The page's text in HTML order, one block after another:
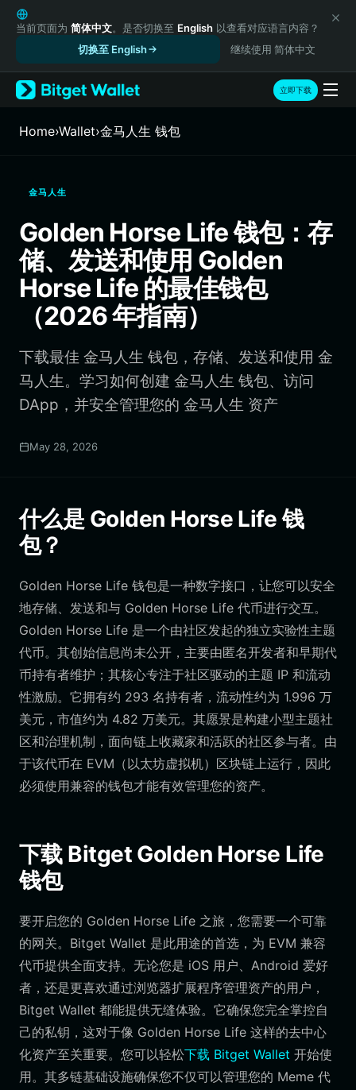
English
日本語
Русский
Español (Latinoamérica)
Türkçe
Italiano
繁體中文
Português (Portugal)
Bahasa Indonesia
ภาษาไทย
हिन्दी
Español
Português (Brasil)
Español (Argentina)
当前页面为 简体中文。是否切换至 English 以查看对应语言内容？
切换至 English
继续使用 简体中文
立即下载
Home›Wallet›金马人生 钱包
金马人生
Golden Horse Life 钱包：存
储、发送和使用 Golden
Horse Life 的最佳钱包
（2026 年指南）
下载最佳 金马人生 钱包，存储、发送和使用 金
马人生。学习如何创建 金马人生 钱包、访问
DApp，并安全管理您的 金马人生 资产
May 28, 2026
什么是 Golden Horse Life 钱
包？
Golden Horse Life 钱包是一种数字接口，让您可以安全
地存储、发送和与 Golden Horse Life 代币进行交互。
Golden Horse Life 是一个由社区发起的独立实验性主题
代币。其创始信息尚未公开，主要由匿名开发者和早期代
币持有者维护；其核心专注于社区驱动的主题 IP 和流动
性激励。它拥有约 293 名持有者，流动性约为 1.996 万
美元，市值约为 4.82 万美元。其愿景是构建小型主题社
区和治理机制，面向链上收藏家和活跃的社区参与者。由
于该代币在 EVM（以太坊虚拟机）区块链上运行，因此
必须使用兼容的钱包才能有效管理您的资产。
下载 Bitget Golden Horse Life
钱包
要开启您的 Golden Horse Life 之旅，您需要一个可靠
的网关。Bitget Wallet 是此用途的首选，为 EVM 兼容
代币提供全面支持。无论您是 iOS 用户、Android 爱好
者，还是更喜欢通过浏览器扩展程序管理资产的用户，
Bitget Wallet 都能提供无缝体验。它确保您完全掌控自
己的私钥，这对于像 Golden Horse Life 这样的去中心
化资产至关重要。您可以轻松下载 Bitget Wallet 开始使
用。其多链基础设施确保您不仅可以管理您的 Meme 代